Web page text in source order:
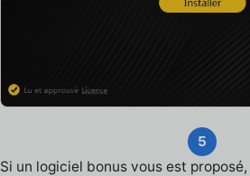
5
Si un logiciel bonus vous est